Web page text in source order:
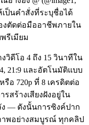
เป็นคำสั่งที่ระบุชื่อได้
งตัดต่อมืออาชีพภายใน
รีเมียม
างวิดีโอ 4 ถึง 15 วินาทีใน
21:9 และอัตโนมัติแบบ
รือ 720p ที่ 8 เครดิตต่อ
รสร้างเสียงฝังอยู่ใน
— ดังนั้นการซิงค์ปาก
าพอย่างสมบูรณ์ ทุกคลิป